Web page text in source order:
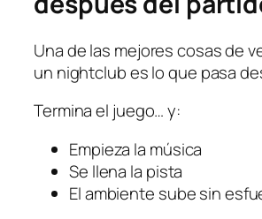
Una de las mejores cosas de
un nightclub es lo que pasa
Termina el juego… y:
Empieza la música
Se llena la pista
El ambiente sube sin